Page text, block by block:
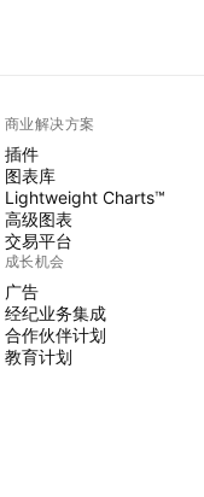
商业解决方案
插件
图表库
Lightweight Charts™
高级图表
交易平台
成长机会
广告
经纪业务集成
合作伙伴计划
教育计划